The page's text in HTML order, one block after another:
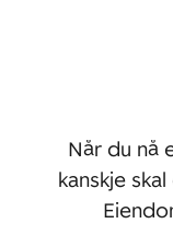
Når du nå
kanskje